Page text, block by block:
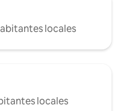
locales
locales